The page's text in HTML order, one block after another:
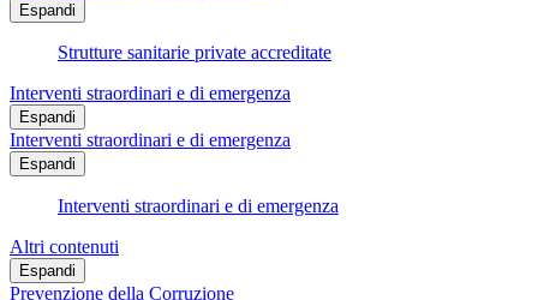
Espandi
Strutture sanitarie private accreditate
Interventi straordinari e di emergenza
Espandi
Interventi straordinari e di emergenza
Espandi
Interventi straordinari e di emergenza
Altri contenuti
Espandi
Prevenzione della Corruzione